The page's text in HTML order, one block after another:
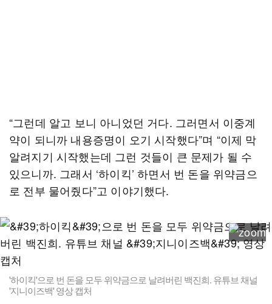
“그런데 알고 보니 아니었던 거다. 그러면서 이중계
약이 되니까 내용증명이 오기 시작했다”며 “이제 막
알려지기 시작했는데 그런 것들이 큰 문제가 될 수
있으니까. 그래서 ‘하이킥’ 하면서 번 돈을 위약금으
로 전부 물어줬다”고 이야기했다.
'하이킥'으로 번 돈을 모두 위약금으로 날려버린 백진희. 유튜브 채널
'지니이즈백' 영상 캡처